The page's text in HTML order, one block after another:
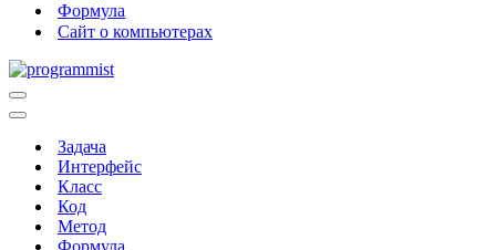
Формула
Сайт о компьютерах
Меню
навигации
Меню
навигацииЗадача
Интерфейс
Класс
Код
Метод
Формула